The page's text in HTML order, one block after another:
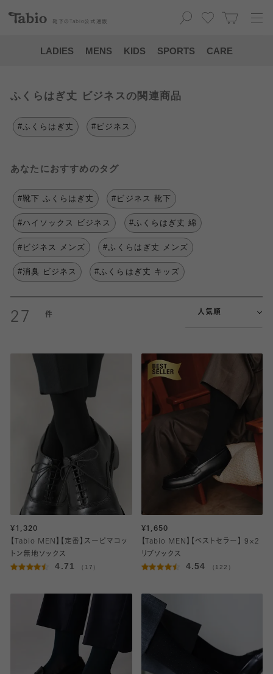
靴下の Tabio 公式通販
LADIES MENS KIDS SPORTS CARE
ふくらはぎ丈 ビジネスの関連商品
#ふくらはぎ丈 #ビジネス
あなたにおすすめのタグ
#靴下 ふくらはぎ丈 #ビジネス 靴下
#ハイソックス ビジネス #ふくらはぎ丈 綿
#ビジネス メンズ #ふくらはぎ丈 メンズ
#消臭 ビジネス #ふくらはぎ丈 キッズ
27 人気順
¥1,320
【Tabio MEN】【定番】スーピマコッ
トン無地ソックス
4.71 （17）
¥1,650
【Tabio MEN】【ベストセラー】 9×2
リブソックス
4.54 （122）